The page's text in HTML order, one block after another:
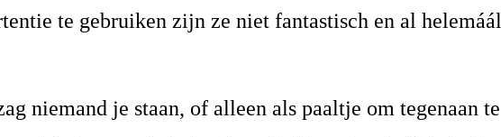
te gebruiken zijn ze niet fantastisch en al helemáál
niemand je staan, of alleen als paaltje om tegenaan te